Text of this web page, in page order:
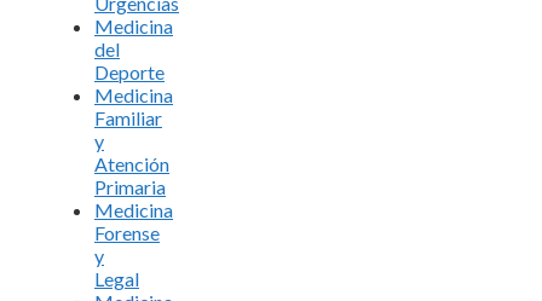
Medicina
del
Deporte
Medicina
Familiar
y
Atención
Primaria
Medicina
Forense
y
Legal